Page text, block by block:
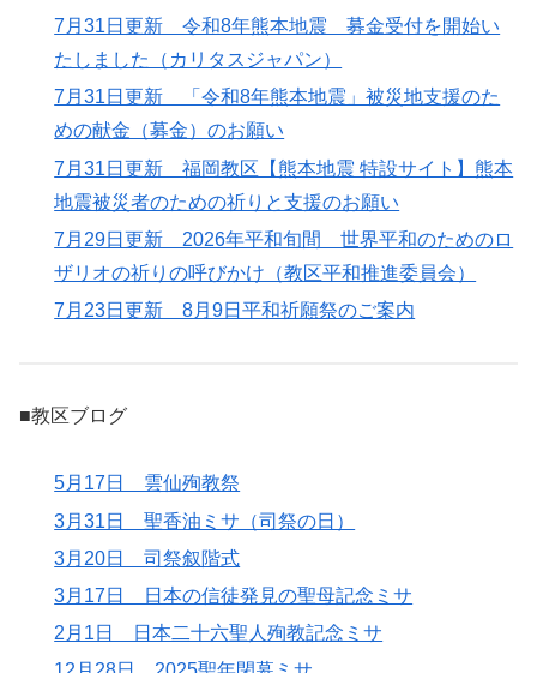
7月31日更新 令和8年熊本地震 募金受付を開始い
たしました（カリタスジャパン）
7月31日更新 「令和8年熊本地震」被災地支援のた
めの献金（募金）のお願い
7月31日更新 福岡教区【熊本地震 特設サイト】熊本
地震被災者のための祈りと支援のお願い
7月29日更新 2026年平和旬間 世界平和のためのロ
ザリオの祈りの呼びかけ（教区平和推進委員会）
7月23日更新 8月9日平和祈願祭のご案内
■教区ブログ
5月17日 雲仙殉教祭
3月31日 聖香油ミサ（司祭の日）
3月20日 司祭叙階式
3月17日 日本の信徒発見の聖母記念ミサ
2月1日 日本二十六聖人殉教記念ミサ